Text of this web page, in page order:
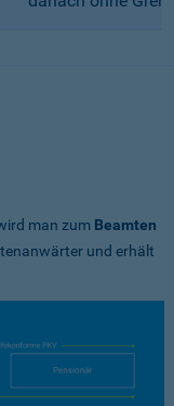
man zum Beamten
und erhält